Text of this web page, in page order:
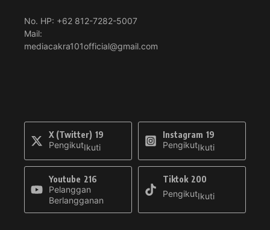
No. HP: +62 812-7282-5007
Mail:
mediacakra101official@gmail.com
X (Twitter) 19
PengikutIkuti
Instagram 19
PengikutIkuti
Youtube 216
Pelanggan
Berlangganan
Tiktok 200
PengikutIkuti